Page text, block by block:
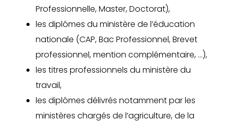
Professionnelle, Master, Doctorat),
les diplômes du ministère de l’éducation
nationale (CAP, Bac Professionnel, Brevet
professionnel, mention complémentaire, …),
les titres professionnels du ministère du
travail,
les diplômes délivrés notamment par les
ministères chargés de l’agriculture, de la